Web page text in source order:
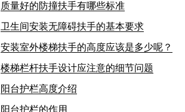
质量好的防撞扶手有哪些标准
卫生间安装无障碍扶手的基本要求
安装室外楼梯扶手的高度应该是多少呢？
楼梯栏杆扶手设计应注意的细节问题
阳台护栏高度介绍
阳台护栏的作用